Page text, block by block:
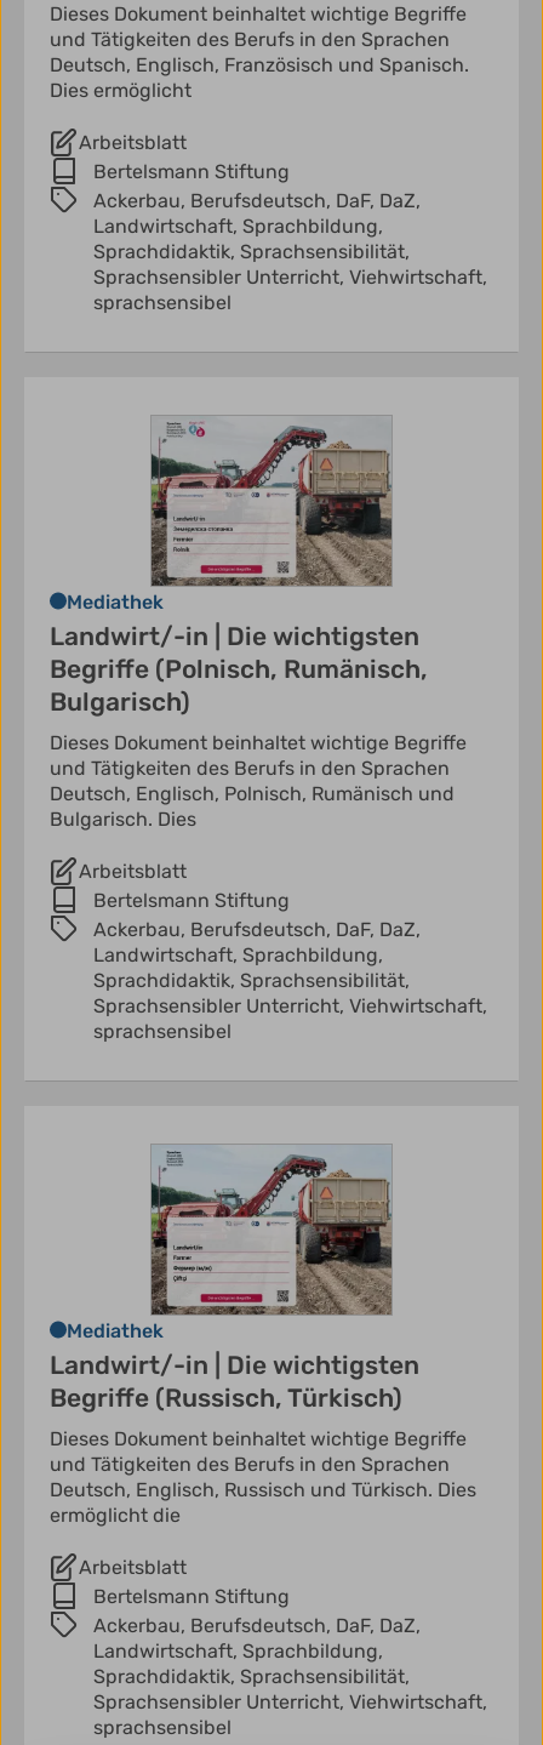
Dieses Dokument beinhaltet wichtige Begriffe
und Tätigkeiten des Berufs in den Sprachen
Deutsch, Englisch, Französisch und Spanisch.
Dies ermöglicht
Arbeitsblatt
Bertelsmann Stiftung
Ackerbau, Berufsdeutsch, DaF, DaZ,
Landwirtschaft, Sprachbildung,
Sprachdidaktik, Sprachsensibilität,
Sprachsensibler Unterricht, Viehwirtschaft,
sprachsensibel
Mediathek
Landwirt/-in | Die wichtigsten
Begriffe (Polnisch, Rumänisch,
Bulgarisch)
Dieses Dokument beinhaltet wichtige Begriffe
und Tätigkeiten des Berufs in den Sprachen
Deutsch, Englisch, Polnisch, Rumänisch und
Bulgarisch. Dies
Arbeitsblatt
Bertelsmann Stiftung
Ackerbau, Berufsdeutsch, DaF, DaZ,
Landwirtschaft, Sprachbildung,
Sprachdidaktik, Sprachsensibilität,
Sprachsensibler Unterricht, Viehwirtschaft,
sprachsensibel
Mediathek
Landwirt/-in | Die wichtigsten
Begriffe (Russisch, Türkisch)
Dieses Dokument beinhaltet wichtige Begriffe
und Tätigkeiten des Berufs in den Sprachen
Deutsch, Englisch, Russisch und Türkisch. Dies
ermöglicht die
Arbeitsblatt
Bertelsmann Stiftung
Ackerbau, Berufsdeutsch, DaF, DaZ,
Landwirtschaft, Sprachbildung,
Sprachdidaktik, Sprachsensibilität,
Sprachsensibler Unterricht, Viehwirtschaft,
sprachsensibel